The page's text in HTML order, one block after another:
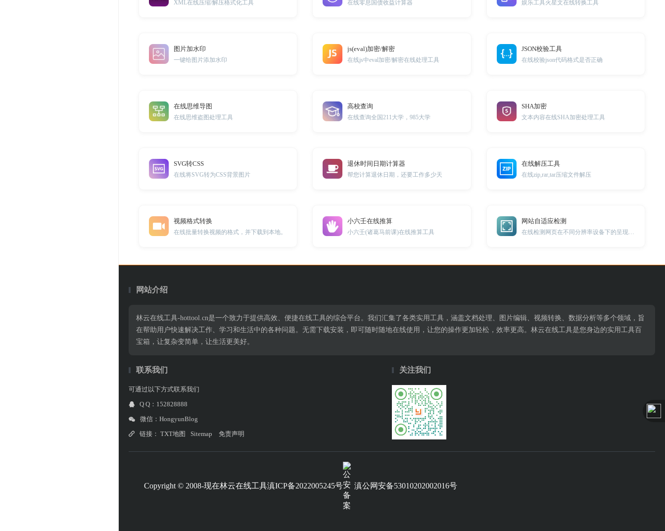
XML在线压缩/解压格式化工具 在线零息国债收益计算器 娱乐工具火星文在线转换工具
图片加水印
一键给图片添加水印
js(eval)加密/解密
在线js中eval加密/解密在线处理工具
JSON校验工具
在线校验json代码格式是否正确
在线思维导图
在线思维盗图处理工具
高校查询
在线查询全国211大学，985大学
SHA加密
文本内容在线SHA加密处理工具
SVG转CSS
在线将SVG转为CSS背景图片
退休时间日期计算器
帮您计算退休日期，还要工作多少天
在线解压工具
在线zip,rar,tar压缩文件解压
视频格式转换
在线批量转换视频的格式，并下载到本地。
小六壬在线推算
小六壬(诸葛马前课)在线推算工具
网站自适应检测
在线检测网页在不同分辨率设备下的呈现效果
网站介绍
林云在线工具-hottool.cn是一个致力于提供高效、便捷在线工具的综合平台。我们汇集了各类实用工具，涵盖文档处理、图片编辑、视频转换、数据分析等多个领域，旨
在帮助用户快速解决工作、学习和生活中的各种问题。无需下载安装，即可随时随地在线使用，让您的操作更加轻松，效率更高。林云在线工具是您身边的实用工具百
宝箱，让复杂变简单，让生活更美好。
关注我们
联系我们
可通过以下方式联系我们
Q Q：152828888
微信：HongyunBlog
链接： TXT地图 Sitemap 免责声明
Copyright © 2008-现在林云在线工具滇ICP备2022005245号 滇公网安备53010202002016号